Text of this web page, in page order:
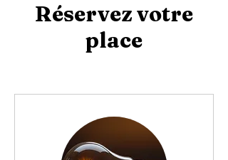
Réservez votre
place